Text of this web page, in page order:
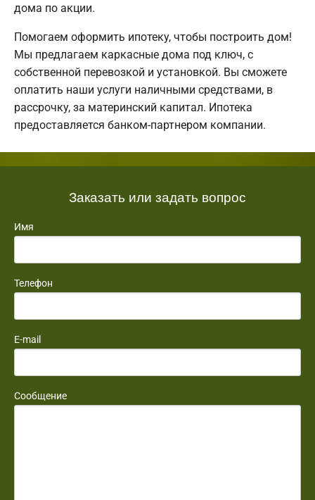
дома по акции.
Помогаем оформить ипотеку, чтобы построить дом!
Мы предлагаем каркасные дома под ключ, с
собственной перевозкой и установкой. Вы сможете
оплатить наши услуги наличными средствами, в
рассрочку, за материнский капитал. Ипотека
предоставляется банком-партнером компании.
Заказать или задать вопрос
Имя
Телефон
E-mail
Сообщение